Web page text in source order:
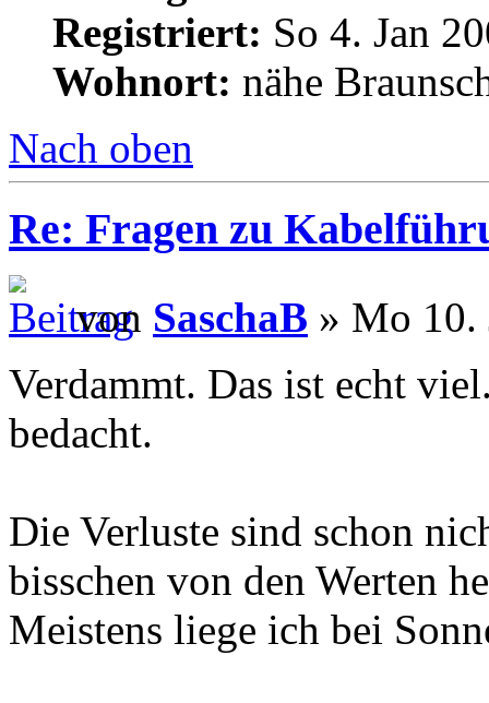
Registriert: So 4. Jan
Wohnort: nähe
Nach oben
Re: Fragen zu
von SaschaB » Mo 10.
Verdammt. Das ist echt
bedacht.
Die Verluste sind schon
bisschen von den Werten
Meistens liege ich bei